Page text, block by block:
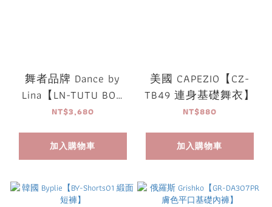
舞者品牌 Dance by
Lina【LN-TUTU BON
練習用tutu】
NT$3,680
加入購物車
美國 CAPEZIO【CZ-
TB49 連身基礎舞衣】
NT$880
加入購物車